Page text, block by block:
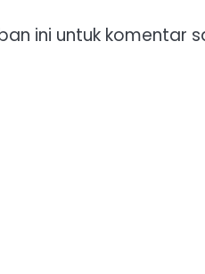
ini untuk komentar